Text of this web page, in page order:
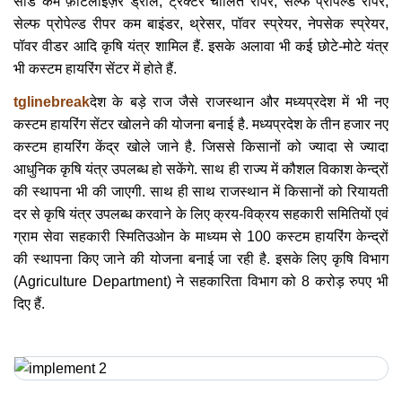
सेल्फ प्रोपेल्ड रीपर कम बाइंडर, थ्रेसर, पॉवर स्प्रेयर, नेपसेक स्प्रेयर,
पॉवर वीडर आदि कृषि यंत्र शामिल हैं. इसके अलावा भी कई छोटे-मोटे यंत्र
भी कस्टम हायरिंग सेंटर में होते हैं.
tglinebreakदेश के बड़े राज जैसे राजस्थान और मध्यप्रदेश में भी नए
कस्टम हायरिंग सेंटर खोलने की योजना बनाई है. मध्यप्रदेश के तीन हजार नए
कस्टम हायरिंग केंद्र खोले जाने है. जिससे किसानों को ज्यादा से ज्यादा
आधुनिक कृषि यंत्र उपलब्ध हो सकेंगे. साथ ही राज्य में कौशल विकाश केन्द्रों
की स्थापना भी की जाएगी. साथ ही साथ राजस्थान में किसानों को रियायती
दर से कृषि यंत्र उपलब्ध करवाने के लिए क्रय-विक्रय सहकारी समितियों एवं
ग्राम सेवा सहकारी स्मितिउओन के माध्यम से 100 कस्टम हायरिंग केन्द्रों
की स्थापना किए जाने की योजना बनाई जा रही है. इसके लिए कृषि विभाग
(Agriculture Department) ने सहकारिता विभाग को 8 करोड़ रुपए भी
दिए हैं.